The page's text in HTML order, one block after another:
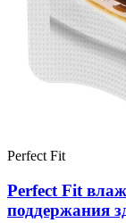
Perfect Fit
Perfect Fit
поддержания